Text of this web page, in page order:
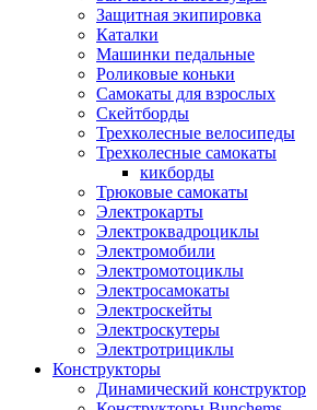
Защитная экипировка
Каталки
Машинки педальные
Роликовые коньки
Самокаты для взрослых
Скейтборды
Трехколесные велосипеды
Трехколесные самокаты
кикборды
Трюковые самокаты
Электрокарты
Электроквадроциклы
Электромобили
Электромотоциклы
Электросамокаты
Электроскейты
Электроскутеры
Электротрициклы
Конструкторы
Динамический конструктор